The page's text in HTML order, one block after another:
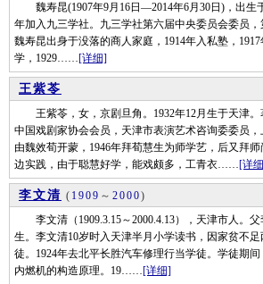
魏寿昆(1907年9月16日—2014年6月30日)，出生
年加入九三学社。九三学社第六届中央委员会委员
魏寿昆出身于没落的商人家庭，1914年入私塾，
学，1929……[详细]
王紫苓
王紫苓，女，京剧旦角。1932年12月生于天津。
中国戏剧家协会会员，天津市表演艺术咨询委委员
由魏效荀开蒙，1946年拜荀慧生为师学艺，后又拜
边实践，由于聪慧好学，能戏颇多，工青衣……[详
李文清 ( 1909 ～ 2000)
李文清（1909.3.15～2000.4.13），天津市人。
生。李文清10岁时入天津半月小学读书，因家贫不
徒。1924年去北平长胜汽车修理行当学徒。学徒期
内燃机的构造原理。19……[详细]